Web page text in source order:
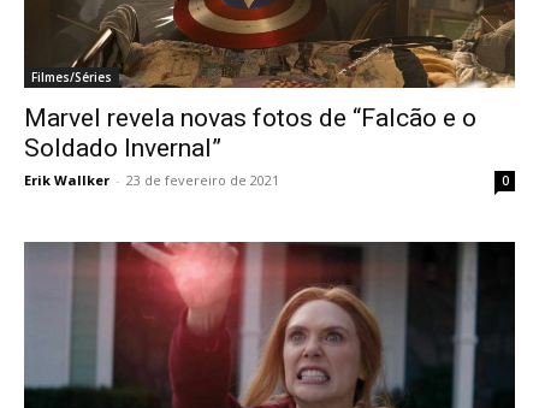
Filmes/Séries
Marvel revela novas fotos de “Falcão e o
Soldado Invernal”
Erik Wallker - 23 de fevereiro de 2021 0